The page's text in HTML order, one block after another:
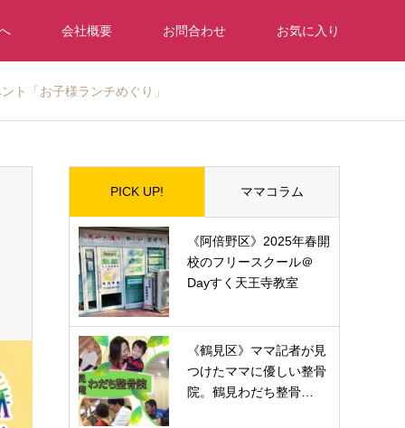
会社概要 お問合わせ お気に入り
ト「お子様ランチめぐり」
PICK UP! ママコラム
《阿倍野区》2025年春開
校のフリースクール＠
Dayすく天王寺教室
《鶴見区》ママ記者が見
つけたママに優しい整骨
院。鶴見わだち整骨…